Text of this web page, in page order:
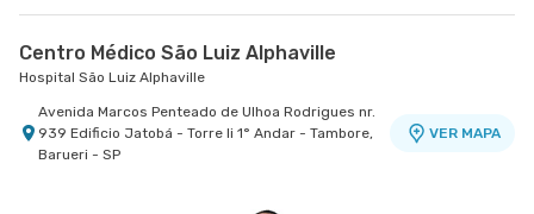
Centro Médico São Luiz Alphaville
Hospital São Luiz Alphaville
Avenida Marcos Penteado de Ulhoa Rodrigues nr.
939 Edificio Jatobá - Torre Ii 1° Andar - Tambore,
Barueri - SP
VER MAPA